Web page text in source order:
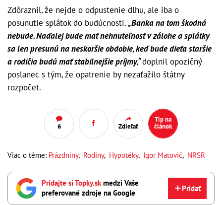
Zdôraznil, že nejde o odpustenie dlhu, ale iba o
posunutie splátok do budúcnosti.„Banka na tom škodná
nebude. Naďalej bude mať nehnuteľnosť v zálohe a splátky
sa len presunú na neskoršie obdobie, keď bude dieťa staršie
a rodičia budú mať stabilnejšie príjmy,“doplnil opozičný
poslanec s tým, že opatrenie by nezaťažilo štátny
rozpočet.
6 Zdieľať
Tip na
článok
Viac o téme: Prázdniny, Rodiny, Hypotéky, Igor Matovič, NRSR
Pridajte si Topky.skmedzi Vaše
preferované zdroje na Google
Pridať